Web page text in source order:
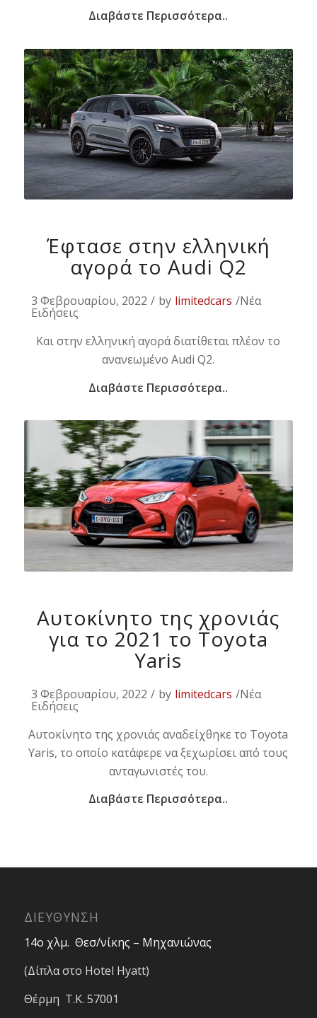
Διαβάστε Περισσότερα..
Έφτασε στην ελληνική
αγορά το Audi Q2
3 Φεβρουαρίου, 2022 / by limitedcars /Νέα
Ειδήσεις
Και στην ελληνική αγορά διατίθεται πλέον το
ανανεωμένο Audi Q2.
Διαβάστε Περισσότερα..
Αυτοκίνητο της χρονιάς
για το 2021 το Toyota
Yaris
3 Φεβρουαρίου, 2022 / by limitedcars /Νέα
Ειδήσεις
Αυτοκίνητο της χρονιάς αναδείχθηκε το Toyota
Yaris, το οποίο κατάφερε να ξεχωρίσει από τους
ανταγωνιστές του.
Διαβάστε Περισσότερα..
ΔΙΕΥΘΥΝΣΗ
14ο χλμ. Θεσ/νίκης – Μηχανιώνας
(Δίπλα στο Hotel Hyatt)
Θέρμη T.K. 57001